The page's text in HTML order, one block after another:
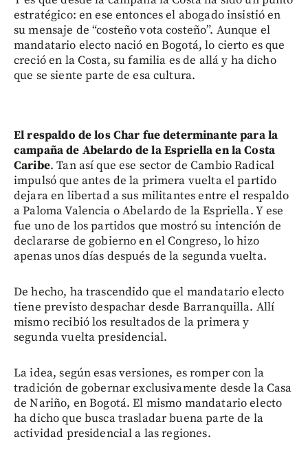
estratégico: en ese entonces el abogado insistió en
su mensaje de “costeño vota costeño”. Aunque el
mandatario electo nació en Bogotá, lo cierto es que
creció en la Costa, su familia es de allá y ha dicho
que se siente parte de esa cultura.
El respaldo de los Char fue determinante para la
campaña de Abelardo de la Espriella en la Costa
Caribe. Tan así que ese sector de Cambio Radical
impulsó que antes de la primera vuelta el partido
dejara en libertad a sus militantes entre el respaldo
a Paloma Valencia o Abelardo de la Espriella. Y ese
fue uno de los partidos que mostró su intención de
declararse de gobierno en el Congreso, lo hizo
apenas unos días después de la segunda vuelta.
De hecho, ha trascendido que el mandatario electo
tiene previsto despachar desde Barranquilla. Allí
mismo recibió los resultados de la primera y
segunda vuelta presidencial.
La idea, según esas versiones, es romper con la
tradición de gobernar exclusivamente desde la Casa
de Nariño, en Bogotá. El mismo mandatario electo
ha dicho que busca trasladar buena parte de la
actividad presidencial a las regiones.